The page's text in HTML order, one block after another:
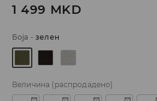
1 499 MKD
Боја -зелен
Величина (распродадено)